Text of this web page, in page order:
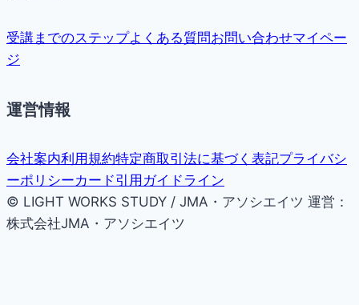
受講までのステップよくある質問お問い合わせマイペー
ジ
運営情報
会社案内利用規約特定商取引法に基づく表記プライバシ
ーポリシーカード引用ガイドライン
© LIGHT WORKS STUDY / JMA・アソシエイツ 運営：
株式会社JMA・アソシエイツ